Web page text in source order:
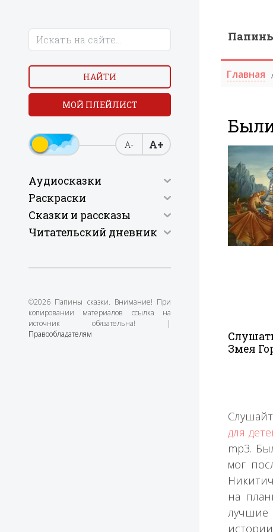
НАЙТИ
МОЙ ПЛЕЙЛИСТ
А- А+
Аудиосказки
Раскраски
Сказки и рассказы
Читательский дневник
©2026 Папины сказки. Внимание! При
копировании материалов ссылка на
источник обязательна! |
Правообладателям
Главная
Змея
для
mp3.
мог
на
лучшие